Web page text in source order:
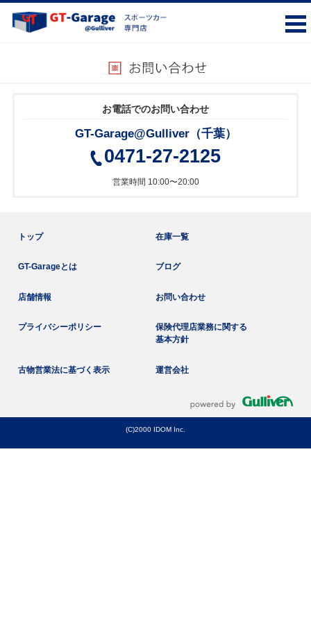
お電話でのお問い合わせ
GT-Garage@Gulliver（千葉）
0471-27-2125
営業時間 10:00〜20:00
トップ 在庫一覧
GT-Garageとは ブログ
店舗情報 お問い合わせ
プライバシーポリシー
保険代理店業務に関する
基本方針
古物営業法に基づく表示 運営会社
(C)2000 IDOM Inc.